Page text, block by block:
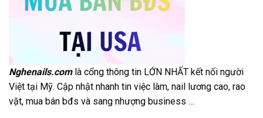
Nghenails.comlà cổng thông tin LỚN NHẤT kết nối người
Việt tại Mỹ. Cập nhật nhanh tin việc làm, nail lương cao, rao
vặt, mua bán bđs và sang nhượng business …